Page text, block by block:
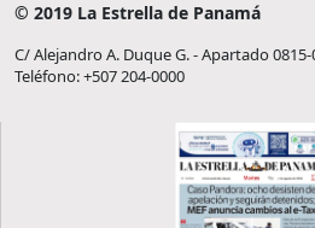
© 2019 La Estrella de Panamá
C/ Alejandro A. Duque G. - Apartado
Teléfono: +507 204-0000